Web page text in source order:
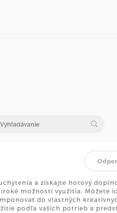
a získajte hotový
možnosti využitia. Môžete
do vlastných
podľa vašich potrieb a